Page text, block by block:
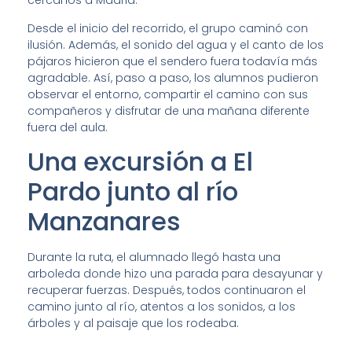
Desde el inicio del recorrido, el grupo caminó con
ilusión. Además, el sonido del agua y el canto de los
pájaros hicieron que el sendero fuera todavía más
agradable. Así, paso a paso, los alumnos pudieron
observar el entorno, compartir el camino con sus
compañeros y disfrutar de una mañana diferente
fuera del aula.
Una excursión a El
Pardo junto al río
Manzanares
Durante la ruta, el alumnado llegó hasta una
arboleda donde hizo una parada para desayunar y
recuperar fuerzas. Después, todos continuaron el
camino junto al río, atentos a los sonidos, a los
árboles y al paisaje que los rodeaba.